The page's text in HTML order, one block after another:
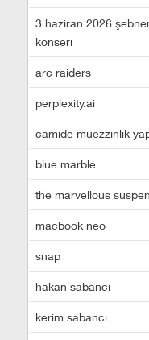
3 haziran 2026
konseri
arc raiders
perplexity.ai
camide müezzinlik
blue marble
the marvellous
macbook neo
snap
hakan sabancı
kerim sabancı